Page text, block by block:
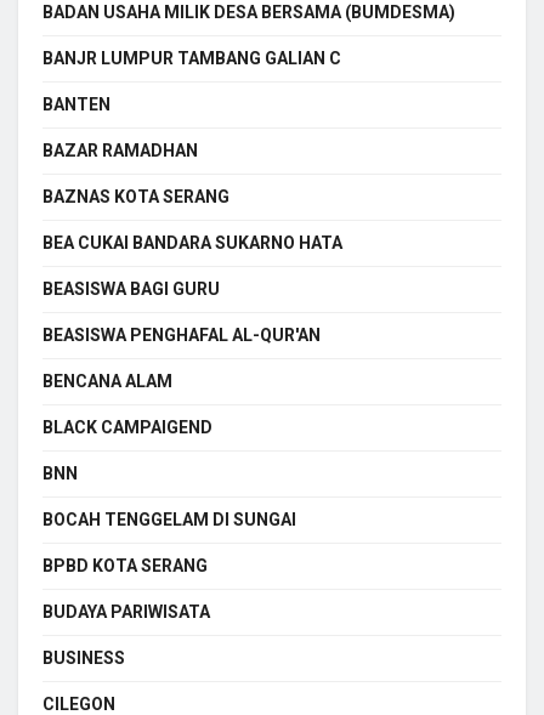
BADAN USAHA MILIK DESA BERSAMA (BUMDESMA)
BANJR LUMPUR TAMBANG GALIAN C
BANTEN
BAZAR RAMADHAN
BAZNAS KOTA SERANG
BEA CUKAI BANDARA SUKARNO HATA
BEASISWA BAGI GURU
BEASISWA PENGHAFAL AL-QUR'AN
BENCANA ALAM
BLACK CAMPAIGEND
BNN
BOCAH TENGGELAM DI SUNGAI
BPBD KOTA SERANG
BUDAYA PARIWISATA
BUSINESS
CILEGON